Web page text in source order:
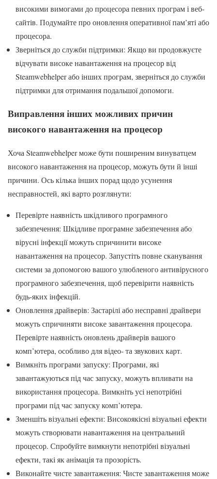
високими вимогами до процесора певних програм і веб-
сайтів. Подумайте про оновлення оперативної пам’яті або
процесора.
Зверніться до служби підтримки: Якщо ви продовжуєте
відчувати високе навантаження на процесор від
Steamwebhelper або інших програм, зверніться до служби
підтримки для отримання подальшої допомоги.
Виправлення інших можливих причин
високого навантаження на процесор
Хоча Steamwebhelper може бути поширеним винуватцем
високого навантаження на процесор, можуть бути й інші
причини. Ось кілька інших порад щодо усунення
несправностей, які варто розглянути:
Перевірте наявність шкідливого програмного
забезпечення: Шкідливе програмне забезпечення або
вірусні інфекції можуть спричинити високе
навантаження на процесор. Запустіть повне сканування
системи за допомогою вашого улюбленого антивірусного
програмного забезпечення, щоб перевірити наявність
будь-яких інфекцій.
Оновлення драйверів: Застарілі або несправні драйвери
можуть спричиняти високе завантаження процесора.
Перевірте наявність оновлень драйверів вашого
комп’ютера, особливо для відео- та звукових карт.
Вимкніть програми запуску: Програми, які
завантажуються під час запуску, можуть впливати на
використання процесора. Вимкніть усі непотрібні
програми під час запуску комп’ютера.
Зменшіть візуальні ефекти: Високоякісні візуальні ефекти
можуть створювати навантаження на центральний
процесор. Спробуйте вимкнути непотрібні візуальні
ефекти, такі як анімація та прозорість.
Виконайте чисте завантаження: Чисте завантаження може